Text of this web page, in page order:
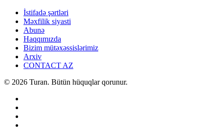
İstifadə şərtləri
Məxfilik siyasti
Abunə
Haqqımızda
Bizim mütəxəssislərimiz
Arxiv
CONTACT AZ
© 2026 Turan. Bütün hüquqlar qorunur.